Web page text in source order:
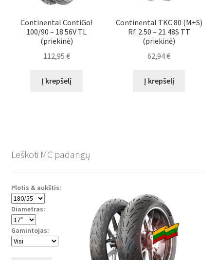
Continental ContiGo!
100/90 – 18 56V TL
(priekinė)
112,95 €
Į krepšelį
Continental TKC 80 (M+S)
Rf. 2.50 – 21 48S TT
(priekinė)
62,94€
Į krepšelį
Leškoti MC padangų
Plotis & aukštis:
Diametras:
Gamintojas: